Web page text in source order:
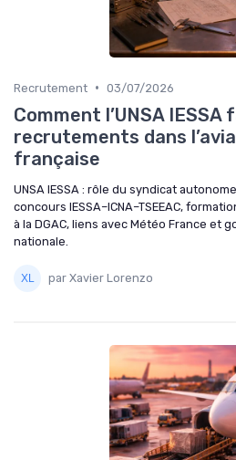
Recrutement • 03/07/2026
Comment l’UNSA IESSA
recrutements dans
française
UNSA IESSA : rôle du syndicat
concours IESSA–ICNA–TSEEAC,
à la DGAC, liens avec Météo France et
nationale.
par Xavier Lorenzo